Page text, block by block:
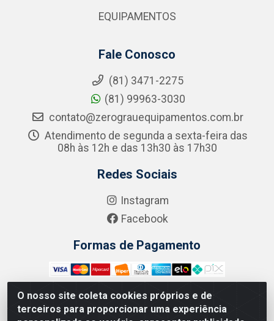
O nosso site coleta cookies próprios e de
terceiros para proporcionar uma experiência
EQUIPAMENTOS
Fale Conosco
(81) 3471-2275
(81) 99963-3030
contato@zerograuequipamentos.com.br
Atendimento de segunda a sexta-feira das
08h às 12h e das 13h30 às 17h30
Redes Sociais
Instagram
Facebook
Formas de Pagamento
Zero Grau - Rua Jean Emile Favre, 746 - Ipsep,